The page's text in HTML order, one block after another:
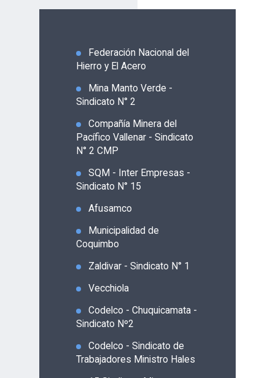
Federación Nacional del
Hierro y El Acero
Mina Manto Verde -
Sindicato N° 2
Compañía Minera del
Pacífico Vallenar - Sindicato
N° 2 CMP
SQM - Inter Empresas -
Sindicato N° 15
Afusamco
Municipalidad de
Coquimbo
Zaldivar - Sindicato N° 1
Vecchiola
Codelco - Chuquicamata -
Sindicato Nº2
Codelco - Sindicato de
Trabajadores Ministro Hales